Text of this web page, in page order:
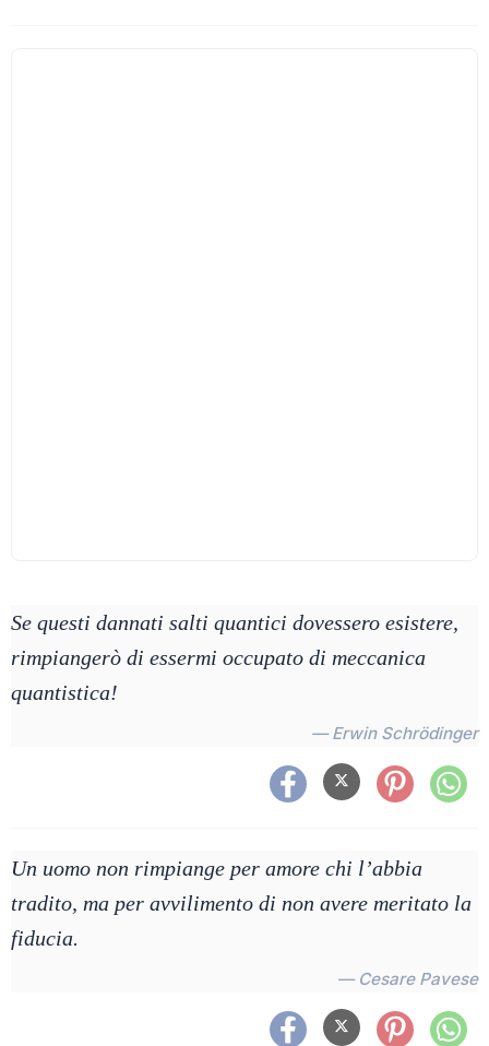
Se questi dannati salti quantici dovessero esistere,
rimpiangerò di essermi occupato di meccanica
quantistica!
— Erwin Schrödinger
Un uomo non rimpiange per amore chi l’abbia
tradito, ma per avvilimento di non avere meritato la
fiducia.
— Cesare Pavese